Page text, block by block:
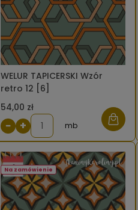
WELUR TAPICERSKI Wzór
retro 12 [6]
54,00 zł
− + mb
Na zamówienie